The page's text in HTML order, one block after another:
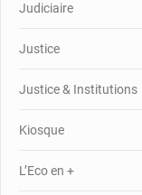
Judiciaire
Justice
Justice & Institutions
Kiosque
L’Eco en +